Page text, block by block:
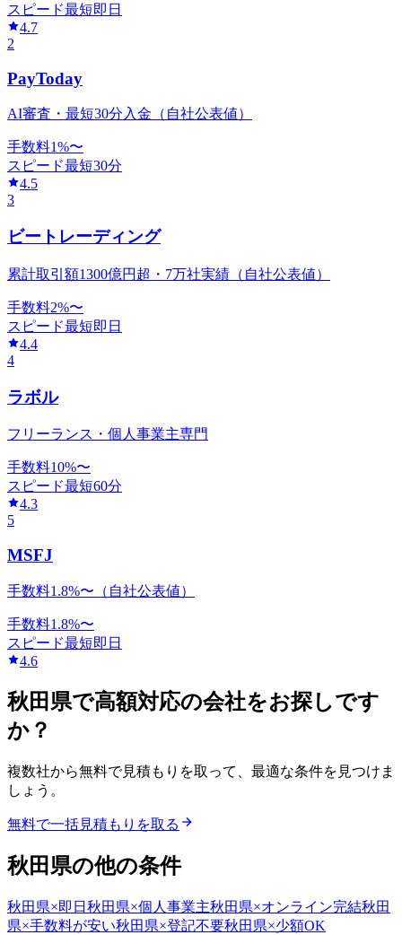
スピード最短即日
4.7
2
PayToday
AI審査・最短30分入金（自社公表値）
手数料1%〜
スピード最短30分
4.5
3
ビートレーディング
累計取引額1300億円超・7万社実績（自社公表値）
手数料2%〜
スピード最短即日
4.4
4
ラボル
フリーランス・個人事業主専門
手数料10%〜
スピード最短60分
4.3
5
MSFJ
手数料1.8%〜（自社公表値）
手数料1.8%〜
スピード最短即日
4.6
秋田県で高額対応の会社をお探しです
か？
複数社から無料で見積もりを取って、最適な条件を見つけま
しょう。
無料で一括見積もりを取る
秋田県の他の条件
秋田県×即日 秋田県×個人事業主秋田県×オンライン完結秋田
県×手数料が安い秋田県×登記不要秋田県×少額OK